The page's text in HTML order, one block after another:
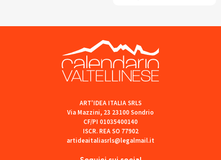
ART'IDEA ITALIA SRLS
Via Mazzini, 23 23100 Sondrio
CF/PI 01035400140
ISCR. REA SO 77902
artideaitaliasrls@legalmail.it